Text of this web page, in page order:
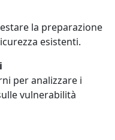
la preparazione
esistenti.
per analizzare i
vulnerabilità